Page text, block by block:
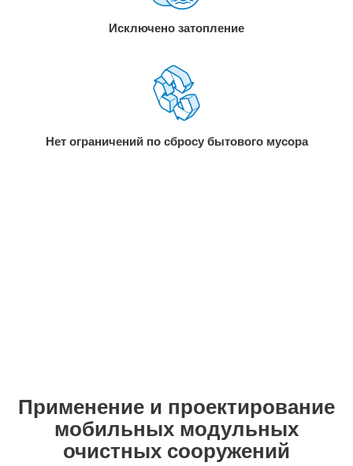
Исключено затопление
Нет ограничений по сбросу бытового мусора
Применение и проектирование
мобильных модульных
очистных сооружений